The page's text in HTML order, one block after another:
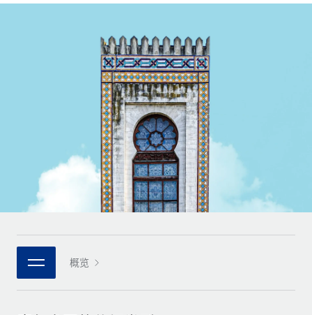
全球合同工入职与管理
外包复杂雇佣任务
Remote Embedded
将人力资源无缝融入工作流程
团队的内置核心人力资源功能
连接 新的
使用我们的 MCP 将任何人工智能工具与 Remote 平台相连
了解我们的竞争优势
为成长型企业量身打造的全球敏捷型人力资源与薪资解决方案
中型市场
通过定制化人力资源解决方案扩展团队
与我们携手合作
战略技术合作伙伴
计算任何国家的员工总成本
合同工薪酬结算计算器
探索全球合同工的结算货币选项与结算速度
通过 REMOTE 学习
案例研究
人力资源术语表
核对表和模板
职位描述库
网络研讨会
中文（简体）
Español
Italiano
Português (Portugal)
日本語
登录
概览